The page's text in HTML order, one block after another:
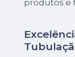
produtos e